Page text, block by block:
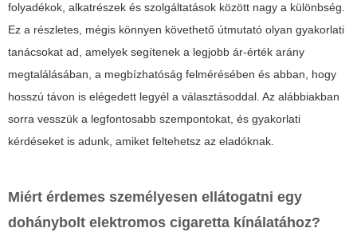
folyadékok, alkatrészek és szolgáltatások között nagy a különbség.
Ez a részletes, mégis könnyen követhető útmutató olyan gyakorlati
tanácsokat ad, amelyek segítenek a legjobb ár-érték arány
megtalálásában, a megbízhatóság felmérésében és abban, hogy
hosszú távon is elégedett legyél a választásoddal. Az alábbiakban
sorra vesszük a legfontosabb szempontokat, és gyakorlati
kérdéseket is adunk, amiket feltehetsz az eladóknak.
Miért érdemes személyesen ellátogatni egy
dohánybolt elektromos cigaretta kínálatához?